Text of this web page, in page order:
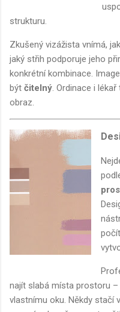
strukturu.
Zkušený vizážista vnímá,
jaký střih podporuje jeho
konkrétní kombinace.
být čitelný . Ordinace i
obraz.
najít slabá místa prostoru –
vlastnímu oku. Někdy stačí